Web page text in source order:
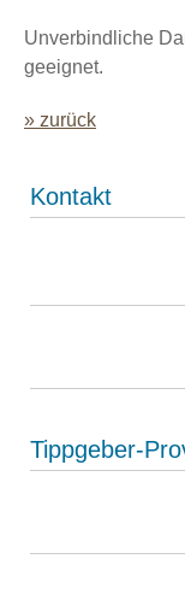
Unverbindliche
geeignet.
zurück
Kontakt
Tippgeber-